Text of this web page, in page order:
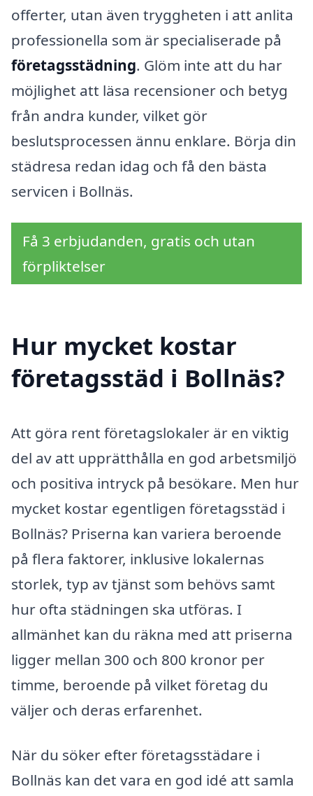
offerter, utan även tryggheten i att anlita
professionella som är specialiserade på
företagsstädning. Glöm inte att du har
möjlighet att läsa recensioner och betyg
från andra kunder, vilket gör
beslutsprocessen ännu enklare. Börja din
städresa redan idag och få den bästa
servicen i Bollnäs.
Få 3 erbjudanden, gratis och utan
förpliktelser
Hur mycket kostar
företagsstäd i Bollnäs?
Att göra rent företagslokaler är en viktig
del av att upprätthålla en god arbetsmiljö
och positiva intryck på besökare. Men hur
mycket kostar egentligen företagsstäd i
Bollnäs? Priserna kan variera beroende
på flera faktorer, inklusive lokalernas
storlek, typ av tjänst som behövs samt
hur ofta städningen ska utföras. I
allmänhet kan du räkna med att priserna
ligger mellan 300 och 800 kronor per
timme, beroende på vilket företag du
väljer och deras erfarenhet.
När du söker efter företagsstädare i
Bollnäs kan det vara en god idé att samla